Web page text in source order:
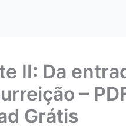
II: Da
–
Grátis